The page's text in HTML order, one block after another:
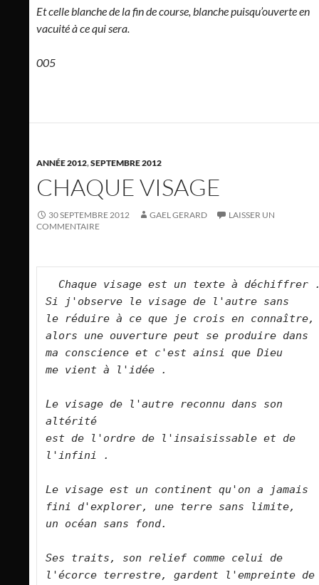
Et celle blanche de la fin de course, blanche puisqu’ouverte en
vacuité à ce qui sera.
005
ANNÉE 2012,SEPTEMBRE 2012
CHAQUE VISAGE
30 SEPTEMBRE 2012 GAEL GERARD
LAISSER UN
COMMENTAIRE
Chaque visage est un texte à déchiffrer
Si j'observe le visage de l'autre sans
le réduire à ce que je crois en
alors une ouverture peut se produire dans
ma conscience et c'est ainsi que Dieu
me vient à l'idée .
Le visage de l'autre reconnu dans son
altérité
est de l'ordre de l'insaisissable et de
l'infini .
Le visage est un continent qu'on a jamais
fini d'explorer, une terre sans limite,
un océan sans fond.
Ses traits, son relief comme celui de
l'écorce terrestre, gardent l'empreinte